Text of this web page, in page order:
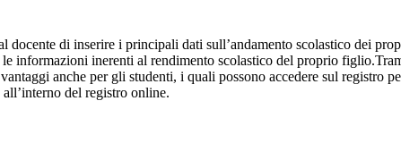
docente di inserire i principali dati sull’andamento scolastico dei
informazioni inerenti al rendimento scolastico del proprio
anche per gli studenti, i quali possono accedere sul registro
del registro online.